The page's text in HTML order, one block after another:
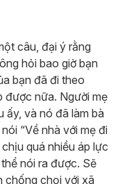
câu, đại ý rằng
hỏi bao giờ bạn
bạn đã đi theo
được nữa. Người mẹ
ấy, và nó đã làm bà
“Về nhà với mẹ đi
quá nhiều áp lực
nói ra được. Sẽ
chống chọi với xã